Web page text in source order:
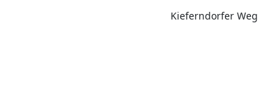
Kieferndorfer Weg